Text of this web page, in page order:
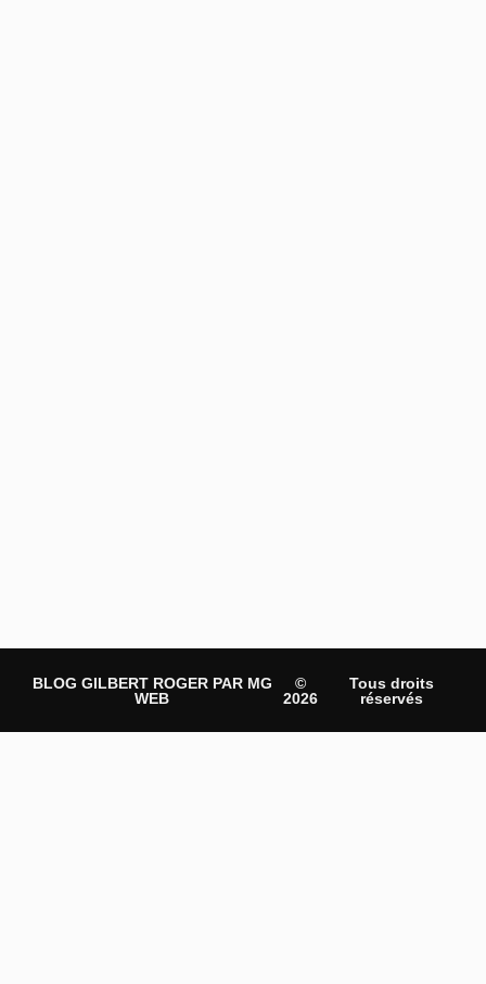
BLOG GILBERT ROGER PAR MG
WEB
©
2026
Tous droits
réservés